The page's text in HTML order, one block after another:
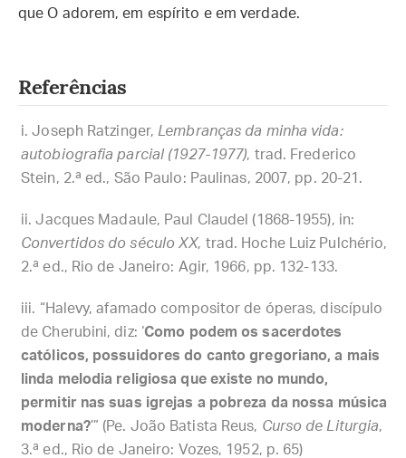
que O adorem, em espírito e em verdade.
Referências
Joseph Ratzinger, Lembranças da minha vida:
autobiografia parcial (1927-1977), trad. Frederico
Stein, 2.ª ed., São Paulo: Paulinas, 2007, pp. 20-21.
Jacques Madaule, Paul Claudel (1868-1955), in:
Convertidos do século XX, trad. Hoche Luiz Pulchério,
2.ª ed., Rio de Janeiro: Agir, 1966, pp. 132-133.
“Halevy, afamado compositor de óperas, discípulo
de Cherubini, diz: ‘Como podem os sacerdotes
católicos, possuidores do canto gregoriano, a mais
linda melodia religiosa que existe no mundo,
permitir nas suas igrejas a pobreza da nossa música
moderna?’” (Pe. João Batista Reus, Curso de Liturgia,
3.ª ed., Rio de Janeiro: Vozes, 1952, p. 65)